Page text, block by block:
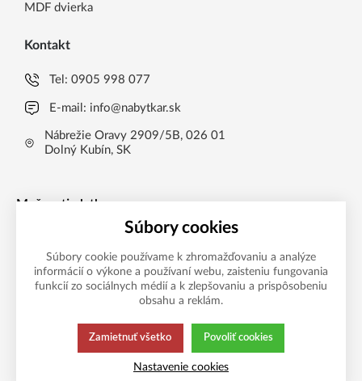
MDF dvierka
Kontakt
Tel:0905 998 077
E-mail: info@nabytkar.sk
Nábrežie Oravy 2909/5B, 026 01
Dolný Kubín, SK
Možnosti platby
Táto stránka používa súbory cookies.
Súbory cookies
Súbory cookie používame k zhromažďovaniu a analýze
informácií o výkone a používaní webu, zaisteniu fungovania
funkcií zo sociálnych médií a k zlepšovaniu a prispôsobeniu
obsahu a reklám.
Zamietnuť všetko Povoliť cookies
Nastavenie cookies